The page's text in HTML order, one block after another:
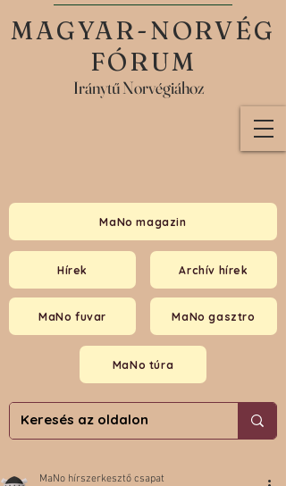
MAGYAR-NORVÉG
FÓRUM
Iránytű Norvégiához
Hírek
MaNo magazin
MaNo fuvar MaNo gasztro
MaNo túra
Archív hírek
MaNo hírszerkesztő csapat